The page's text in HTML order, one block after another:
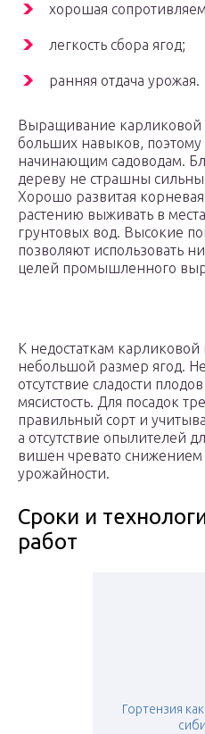
хорошая
легкость сбора ягод;
ранняя отдача урожая.
Выращивание карликовой
больших навыков, поэтому
начинающим садоводам.
дереву не страшны
Хорошо развитая корневая
растению выживать в
грунтовых вод. Высокие
позволяют использовать
целей промышленного
К недостаткам
небольшой размер ягод.
отсутствие сладости
мясистость. Для посадок
правильный сорт и
а отсутствие опылителей
вишен чревато снижением
урожайности.
Сроки и
работ
Гортензия